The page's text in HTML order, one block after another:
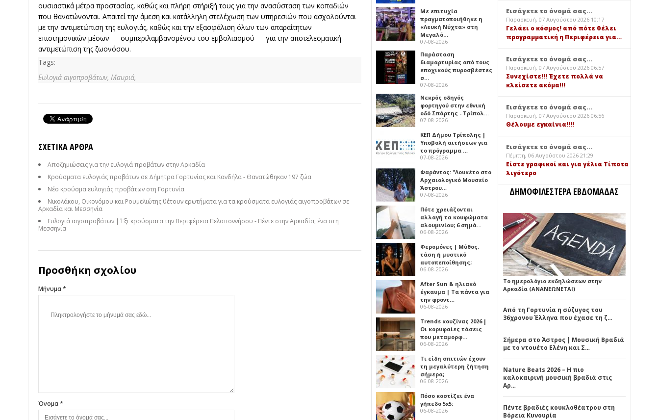
ουσιαστικά μέτρα προστασίας, καθώς και πλήρη στήριξή τους για την ανασύσταση των κοπαδιών
που θανατώνονται. Απαιτεί την άμεση και κατάλληλη στελέχωση των υπηρεσιών που ασχολούνται
με την αντιμετώπιση της ευλογιάς, καθώς και την εξασφάλιση όλων των απαραίτητων
επιστημονικών μέσων — συμπεριλαμβανομένου του εμβολιασμού — για την αποτελεσματική
αντιμετώπιση της ζωονόσου.
Tags:
Ευλογιά αιγοπροβάτων, Μαυριά,
ΣΧΕΤΙΚΆ ΆΡΘΡΑ
Αποζημιώσεις για την ευλογιά προβάτων στην Αρκαδία
Κρούσματα ευλογιάς προβάτων σε Δήμητρα Γορτυνίας και Κανδήλα - Θανατώθηκαν 197 ζώα
Νέο κρούσμα ευλογιάς προβάτων στη Γορτυνία
Νικολάκου, Οικονόμου και Ρουμελιώτης θέτουν ερωτήματα για τα κρούσματα ευλογιάς αιγοπροβάτων σε
Αρκαδία και Μεσσηνία
Ευλογιά αιγοπροβάτων | Έξι κρούσματα την Περιφέρεια Πελοποννήσου - Πέντε στην Αρκαδία, ένα στη
Μεσσηνία
Προσθήκη σχολίου
Μήνυμα *
Όνομα *
Με επιτυχία
πραγματοποιήθηκε η
«Λευκή Νύχτα» στη
Μεγαλό…
07-08-2026
Παράσταση
διαμαρτυρίας από τους
εποχικούς πυροσβέστες
σ…
07-08-2026
Νεκρός οδηγός
φορτηγού στην εθνική
οδό Σπάρτης - Τρίπολ…
07-08-2026
ΚΕΠ Δήμου Τρίπολης |
Υποβολή αιτήσεων για
το πρόγραμμα …
07-08-2026
Φαράντος: "Λουκέτο στο
Αρχαιολογικό Μουσείο
Άστρου…
07-08-2026
Πότε χρειάζονται
αλλαγή τα κουφώματα
αλουμινίου; 6 σημά…
06-08-2026
Φερομόνες | Μύθος,
τάση ή μυστικό
αυτοπεποίθησης;
06-08-2026
After Sun & ηλιακό
έγκαυμα | Τα πάντα για
την φροντ…
06-08-2026
Trends κουζίνας 2026 |
Οι κορυφαίες τάσεις
που μεταμορφ…
06-08-2026
Τι είδη σπιτιών έχουν
τη μεγαλύτερη ζήτηση
σήμερα;
06-08-2026
Πόσο κοστίζει ένα
γήπεδο 5x5;
06-08-2026
Εισάγετε το όνομά σας...
Παρασκευή, 07 Αυγούστου 2026 10:17
Γελάει ο κόσμος! από πότε θέλει
προγραμματική η Περιφέρεια για…
Εισάγετε το όνομά σας...
Παρασκευή, 07 Αυγούστου 2026 06:57
Συνεχίστε!!! Έχετε πολλά να
κλείσετε ακόμα!!!
Εισάγετε το όνομά σας...
Παρασκευή, 07 Αυγούστου 2026 06:56
Θέλουμε εγκαίνια!!!!
Εισάγετε το όνομά σας...
Πέμπτη, 06 Αυγούστου 2026 21:29
Είστε γραφικοί και για γέλια Τίποτα
λιγότερο
ΔΗΜΟΦΙΛΕΣΤΕΡΑ ΕΒΔΟΜΑΔΑΣ
Το ημερολόγιο εκδηλώσεων στην
Αρκαδία (ΑΝΑΝΕΩΝΕΤΑΙ)
Από τη Γορτυνία η σύζυγος του
36χρονου Έλληνα που έχασε τη ζ…
Σήμερα στο Άστρος | Μουσική Βραδιά
με το ντουέτο Ελένη και Σ…
Nature Beats 2026 – Η πιο
καλοκαιρινή μουσική βραδιά στις
Αρ…
Πέντε βραδιές κουκλοθέατρου στη
Βόρεια Κυνουρία